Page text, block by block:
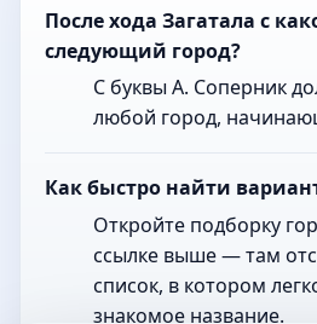
После хода Загатала с
следующий город?
С буквы А. Соперник
любой город,
Как быстро найти
Откройте подборку
ссылке выше — там
список, в котором
знакомое название.